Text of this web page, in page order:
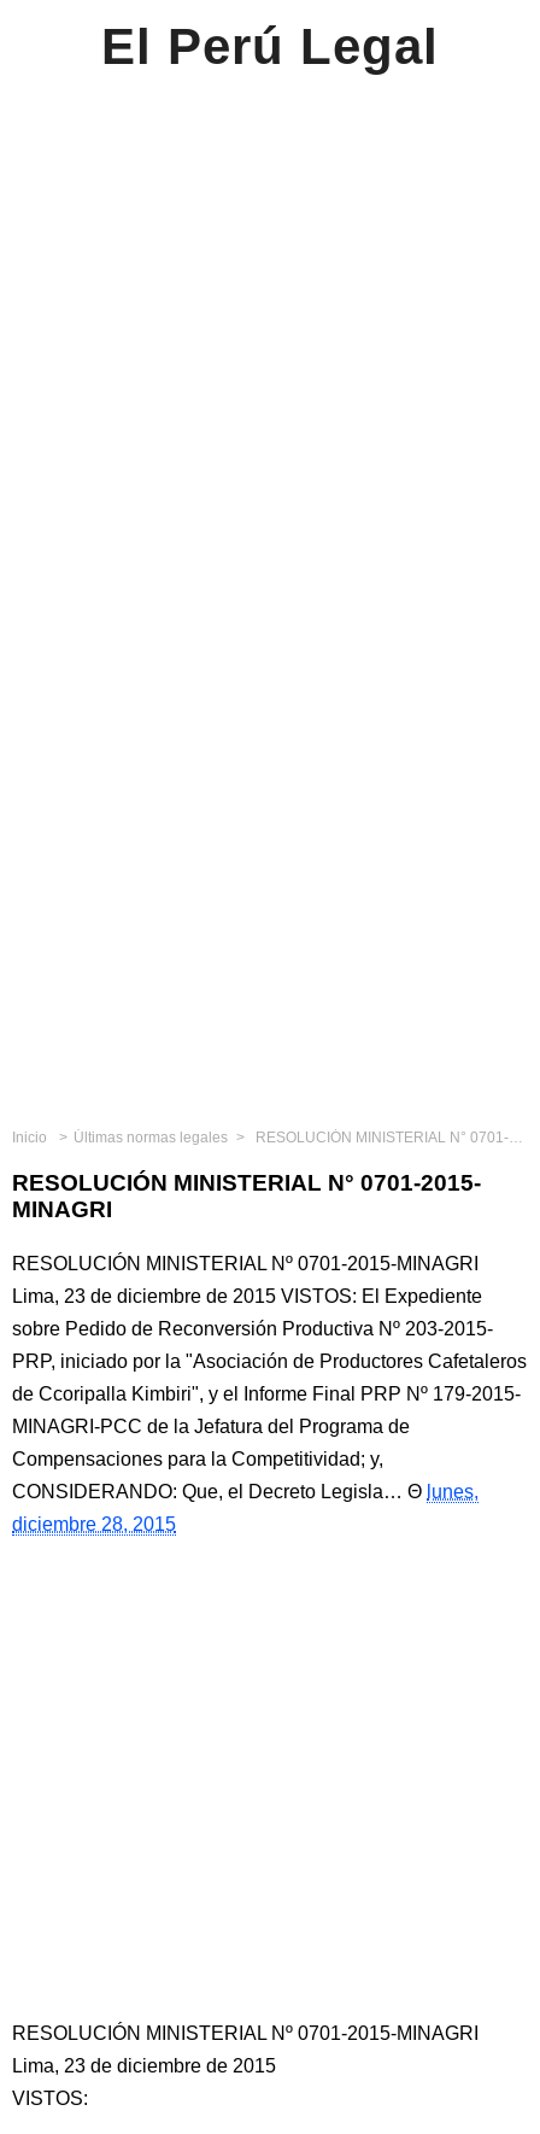
El Perú Legal
Inicio Últimas normas legales RESOLUCIÓN MINISTERIAL N° 0701-2015-MINAGRI
RESOLUCIÓN MINISTERIAL N° 0701-2015-
MINAGRI
RESOLUCIÓN MINISTERIAL Nº 0701-2015-MINAGRI
Lima, 23 de diciembre de 2015 VISTOS: El Expediente
sobre Pedido de Reconversión Productiva Nº 203-2015-
PRP, iniciado por la "Asociación de Productores Cafetaleros
de Ccoripalla Kimbiri", y el Informe Final PRP Nº 179-2015-
MINAGRI-PCC de la Jefatura del Programa de
Compensaciones para la Competitividad; y,
CONSIDERANDO: Que, el Decreto Legisla…
lunes,
diciembre 28, 2015
RESOLUCIÓN MINISTERIAL Nº 0701-2015-MINAGRI
Lima, 23 de diciembre de 2015
VISTOS: